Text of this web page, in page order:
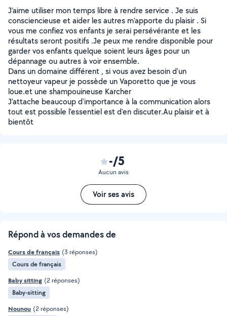
J'aime utiliser mon temps libre à rendre service . Je suis
consciencieuse et aider les autres m'apporte du plaisir . Si
vous me confiez vos enfants je serai persévérante et les
résultats seront positifs .Je peux me rendre disponible pour
garder vos enfants quelque soient leurs âges pour un
dépannage ou autres à voir ensemble.
Dans un domaine différent , si vous avez besoin d'un
nettoyeur vapeur je possède un Vaporetto que je vous
loue.et une shampouineuse Karcher
J'attache beaucoup d'importance à la communication alors
tout est possible l'essentiel est d'en discuter.Au plaisir et à
bientôt
-/5
Aucun avis
Voir ses avis
Répond à vos demandes de
Cours de français (3 réponses)
Cours de français
Baby sitting (2 réponses)
Baby-sitting
Nounou (2 réponses)